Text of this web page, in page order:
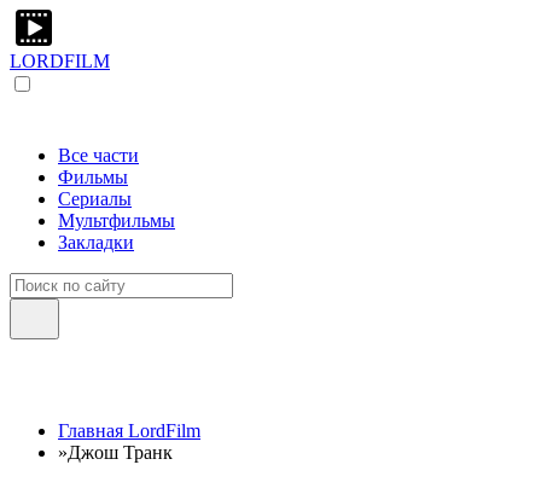
LORDFILM
Все части
Фильмы
Сериалы
Мультфильмы
Закладки
Главная LordFilm
»Джош Транк